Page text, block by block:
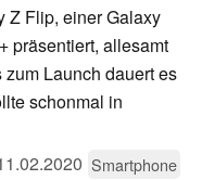
Z Flip, einer Galaxy
präsentiert, allesamt
Launch dauert es
schonmal in
Smartphone